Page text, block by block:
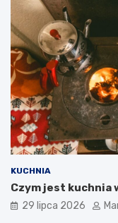
KUCHNIA
Czym jest kuchnia
29 lipca 2026